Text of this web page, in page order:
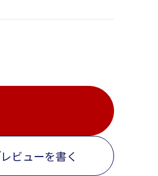
レビューを書く